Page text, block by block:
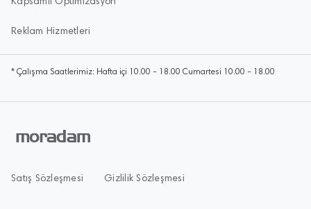
Kapsamlı Optimizasyon
Reklam Hizmetleri
* Çalışma Saatlerimiz: Hafta içi 10.00 - 18.00 Cumartesi 10.00 - 18.00
Satış Sözleşmesi Gizlilik Sözleşmesi